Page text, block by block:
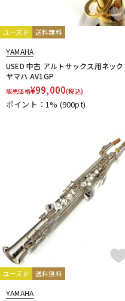
ユーズド 送料無料
YAMAHA
USED 中古 アルトサックス用ネック
ヤマハ AV1GP
販売価格¥99,000(税込)
ポイント：1% (900pt)
ユーズド 送料無料
YAMAHA